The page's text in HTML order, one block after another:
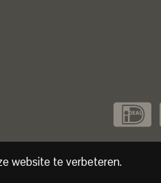
website te verbeteren.